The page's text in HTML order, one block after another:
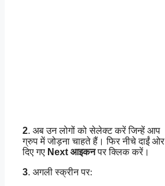
2. अब उन लोगों को सेलेक्ट करें जिन्हें आप
ग्रुप में जोड़ना चाहते हैं। फिर नीचे दाईं ओर
दिए गए Next आइकनपर क्लिक करें।
3. अगली स्क्रीन पर: